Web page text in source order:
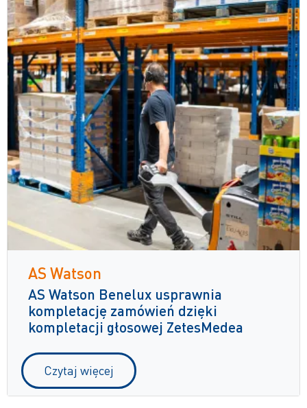
AS Watson
AS Watson Benelux usprawnia
kompletację zamówień dzięki
kompletacji głosowej ZetesMedea
Czytaj więcej